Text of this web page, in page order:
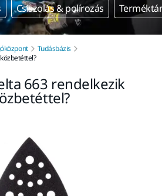
Csiszolás & polírozás
Tudásbázis
663 rendelkezik